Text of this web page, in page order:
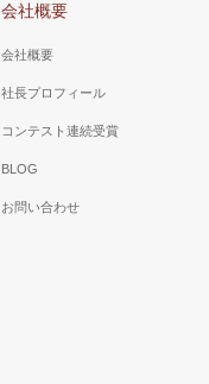
会社概要
会社概要
社長プロフィール
コンテスト連続受賞
BLOG
お問い合わせ